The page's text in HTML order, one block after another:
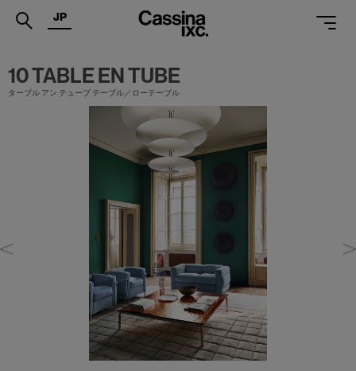
.
PRODUCTS
CATALOGUES
PROFESSIONAL
ONLINE STORE お問合せ
JP
10 TABLE EN TUBE
ターブル アン テューブ テーブル／ローテーブル